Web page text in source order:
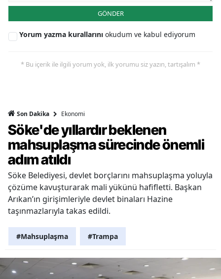
GÖNDER
Yorum yazma kurallarını okudum ve kabul ediyorum
* Bu içerik ile ilgili yorum yok, ilk yorumu siz yazın, tartışalım *
Son Dakika Ekonomi
Söke'de yıllardır beklenen
mahsuplaşma sürecinde önemli
adım atıldı
Söke Belediyesi, devlet borçlarını mahsuplaşma yoluyla
çözüme kavuşturarak mali yükünü hafifletti. Başkan
Arıkan’ın girişimleriyle devlet binaları Hazine
taşınmazlarıyla takas edildi.
#Mahsuplaşma #Trampa